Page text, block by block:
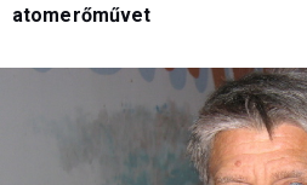
atomerőművet